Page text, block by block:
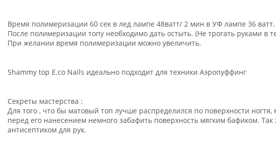
Время полимеризации 60 сек в лед лампе 48ватт/ 2 мин в УФ лампе 36 ватт.
После полимеризации топу необходимо дать остыть. (Не трогать руками в
При желании время полимеризации можно увеличить.
Shammy top E.co Nails идеально подходит для техники Аэропуффинг
Секреты мастерства :
Для того , что бы матовый топ лучше распределился по поверхности
перед его нанесением немного забафить поверхность мягким бафиком.
антисептиком для рук.